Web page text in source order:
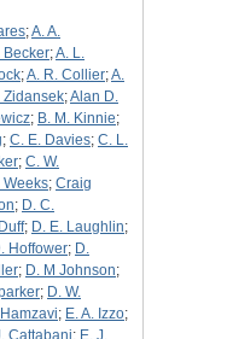
;A. A.
Becker;A. L.
;A. R. Collier;A.
Zidansek;Alan D.
; B. M. Kinnie;
; C. E. Davies; C. L.
; C. W.
Weeks; Craig
; D. C.
; D. E. Laughlin;
Hoffower; D.
; D. M Johnson;
; D. W.
; E. A. Izzo;
Cattabani; E. J.